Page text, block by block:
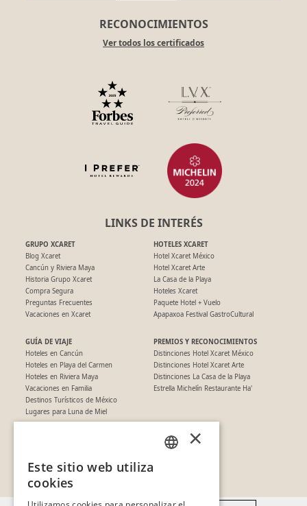
RECONOCIMIENTOS
Ver todos los certificados
LINKS DE INTERÉS
GRUPO XCARET
Blog Xcaret
Cancún y Riviera Maya
Historia Grupo Xcaret
Compra Segura
Preguntas Frecuentes
Vacaciones en Xcaret
HOTELES XCARET
Hotel Xcaret México
Hotel Xcaret Arte
La Casa de la Playa
Hoteles Xcaret
Paquete Hotel + Vuelo
Apapaxoa Festival GastroCultural
GUÍA DE VIAJE
Hoteles en Cancún
Hoteles en Playa del Carmen
Hoteles en Riviera Maya
Vacaciones en Familia
Destinos Turísticos de México
Lugares para Luna de Miel
PREMIOS Y RECONOCIMIENTOS
Distinciones Hotel Xcaret México
Distinciones Hotel Xcaret Arte
Distinciones La Casa de la Playa
Estrella Michelín Restaurante Ha'
SÍGUENOS EN REDES
×
Este sitio web utiliza
cookies